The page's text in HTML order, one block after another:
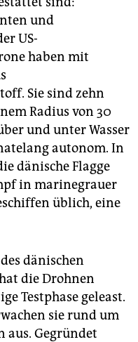
und
US-
haben mit
Sie sind zehn
Radius von 30
und unter Wasser
autonom. In
dänische Flagge
in marinegrauer
üblich, eine
dänischen
die Drohnen
Testphase geleast.
sie rund um
aus. Gegründet